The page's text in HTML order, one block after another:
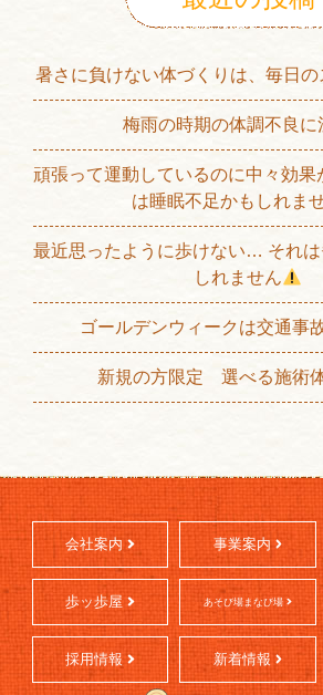
暑さに負けない体づくりは、毎日の
梅雨の時期の体調不良に
頑張って運動しているのに中々効
は睡眠不足かもしれま
最近思ったように歩けない… それ
しれません
ゴールデンウィークは交通事
新規の方限定 選べる施術
会社案内 事業案内
歩ッ歩屋 あそび場まなび場
採用情報 新着情報